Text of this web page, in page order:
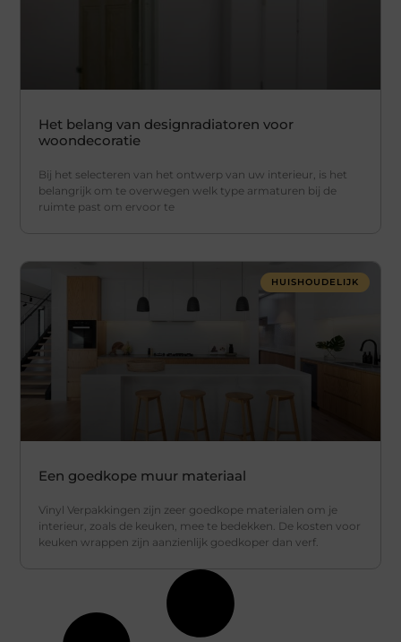
Het belang van designradiatoren voor
woondecoratie
Bij het selecteren van het ontwerp van uw interieur, is het
belangrijk om te overwegen welk type armaturen bij de
ruimte past om ervoor te
HUISHOUDELIJK
Een goedkope muur materiaal
Vinyl Verpakkingen zijn zeer goedkope materialen om je
interieur, zoals de keuken, mee te bedekken. De kosten voor
keuken wrappen zijn aanzienlijk goedkoper dan verf.